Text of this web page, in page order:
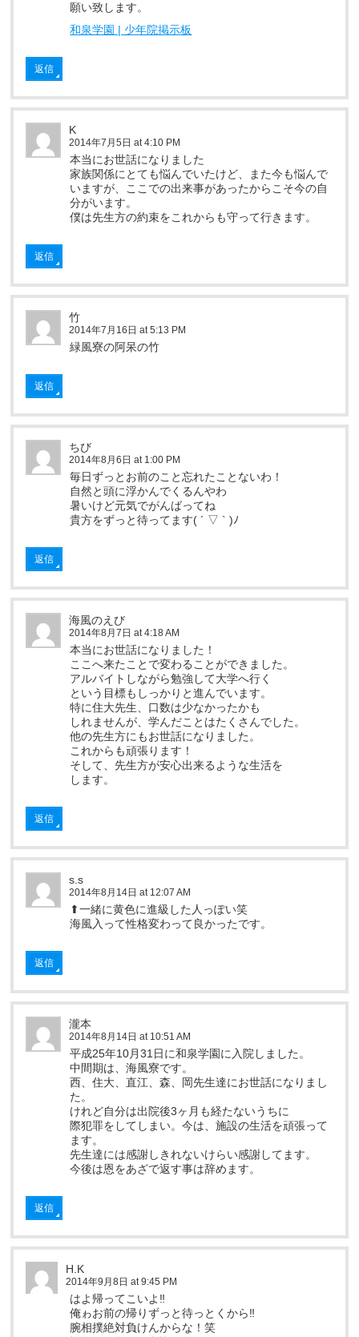
願い致します。
和泉学園 | 少年院掲示板
返信
K
2014年7月5日 at 4:10 PM
本当にお世話になりました
家族関係にとても悩んでいたけど、また今も悩んで
いますが、ここでの出来事があったからこそ今の自
分がいます。
僕は先生方の約束をこれからも守って行きます。
返信
竹
2014年7月16日 at 5:13 PM
緑風寮の阿呆の竹
返信
ちび
2014年8月6日 at 1:00 PM
毎日ずっとお前のこと忘れたことないわ！
自然と頭に浮かんでくるんやわ
暑いけど元気でがんばってね
貴方をずっと待ってます( ´ ▽ ` )ﾉ
返信
海風のえび
2014年8月7日 at 4:18 AM
本当にお世話になりました！
ここへ来たことで変わることができました。
アルバイトしながら勉強して大学へ行く
という目標もしっかりと進んでいます。
特に住大先生、口数は少なかったかも
しれませんが、学んだことはたくさんでした。
他の先生方にもお世話になりました。
これからも頑張ります！
そして、先生方が安心出来るような生活を
します。
返信
s.s
2014年8月14日 at 12:07 AM
⬆︎一緒に黄色に進級した人っぽい笑
海風入って性格変わって良かったです。
返信
瀧本
2014年8月14日 at 10:51 AM
平成25年10月31日に和泉学園に入院しました。
中間期は、海風寮です。
西、住大、直江、森、岡先生達にお世話になりまし
た。
けれど自分は出院後3ヶ月も経たないうちに
際犯罪をしてしまい。今は、施設の生活を頑張って
ます。
先生達には感謝しきれないけらい感謝してます。
今後は恩をあざで返す事は辞めます。
返信
H.K
2014年9月8日 at 9:45 PM
はよ帰ってこいよ‼︎
俺ゎお前の帰りずっと待っとくから‼︎
腕相撲絶対負けんからな！笑